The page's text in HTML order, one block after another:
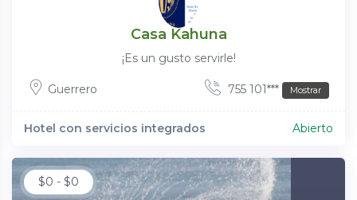
Casa Kahuna
¡Es un gusto servirle!
Guerrero 755 101*** Mostrar
Hotel con servicios integrados Abierto
$0 - $0